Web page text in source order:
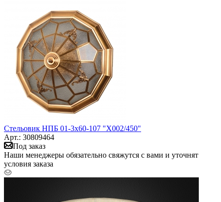
Стельовик НПБ 01-3х60-107 "Х002/450"
Арт.: 30809464
Под заказ
Наши менеджеры обязательно свяжутся с вами и уточнят
условия заказа